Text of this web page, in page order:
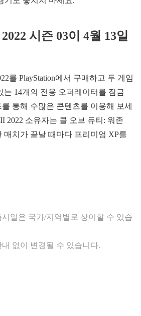
시즌 03이 4월 13일
를 PlayStation에서 구매하고 두 게임
는 14개의 전용 오퍼레이터를 잠금
통해 수많은 콘텐츠를 이용해 보세
2022 소유자는 콜 오브 듀티: 워존
매치가 끝날 때마다 프리미엄 XP를
일은 국가/지역별로 상이할 수 있습
없이 변경될 수 있습니다.